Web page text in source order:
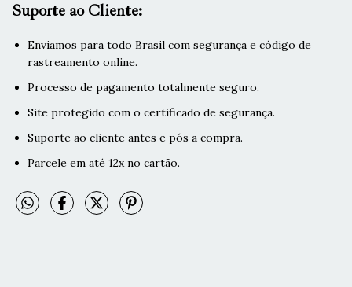
Suporte ao Cliente:
Enviamos para todo Brasil com segurança e código de
rastreamento online.
Processo de pagamento totalmente seguro.
Site protegido com o certificado de segurança.
Suporte ao cliente antes e pós a compra.
Parcele em até 12x no cartão.